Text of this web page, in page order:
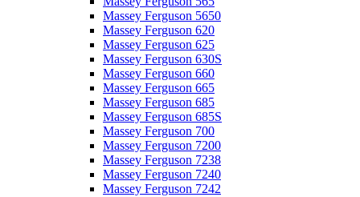
Massey Ferguson 5650
Massey Ferguson 620
Massey Ferguson 625
Massey Ferguson 630S
Massey Ferguson 660
Massey Ferguson 665
Massey Ferguson 685
Massey Ferguson 685S
Massey Ferguson 700
Massey Ferguson 7200
Massey Ferguson 7238
Massey Ferguson 7240
Massey Ferguson 7242